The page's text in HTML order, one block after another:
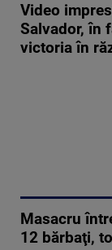
Video
Salvador, în
victoria în
Masacru
12 bărbaţi,